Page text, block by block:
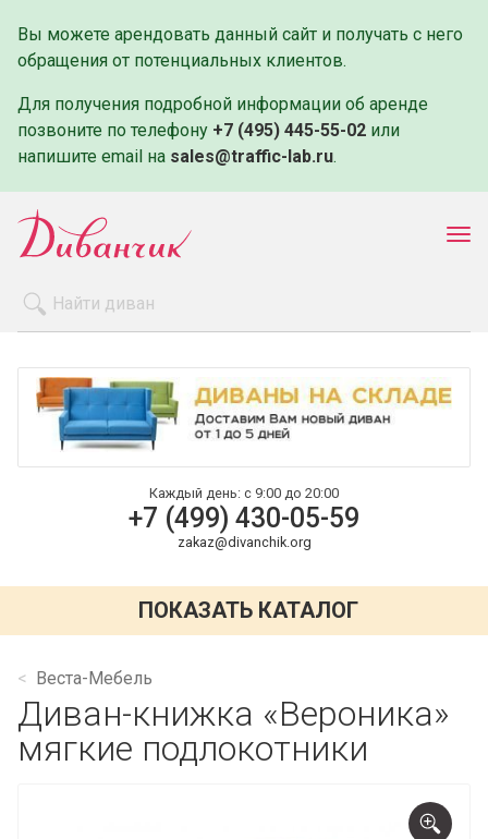
Вы можете арендовать данный сайт и получать с него
обращения от потенциальных клиентов.
Для получения подробной информации об аренде
позвоните по телефону +7 (495) 445-55-02 или
напишите email на sales@traffic-lab.ru.
Оплата и доставка
Контакты
Каждый день: с 9:00 до 20:00
+7 (499) 430-05-59
zakaz@divanchik.org
ПОКАЗАТЬ КАТАЛОГ
Веста-Мебель
Диван-книжка «Вероника»
мягкие подлокотники